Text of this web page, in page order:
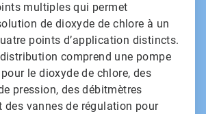
multiples qui permet
de dioxyde de chlore à un
points d’application distincts.
comprend une pompe
le dioxyde de chlore, des
pression, des débitmètres
des vannes de régulation pour